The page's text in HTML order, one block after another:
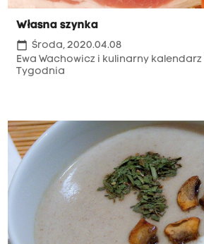
Własna szynka
calendar_today Środa, 2020.04.08
Ewa Wachowicz i kulinarny kalendarz
Tygodnia